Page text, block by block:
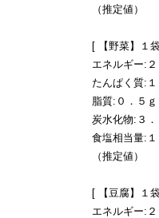
（推定値）
[ 【野菜】１
エネルギー:２
たんぱく質:１
脂質:０．５ｇ
炭水化物:３．
食塩相当量:１
（推定値）
[ 【豆腐】１
エネルギー:２